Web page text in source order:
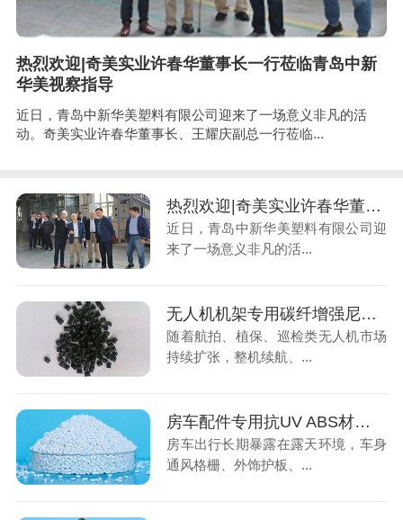
热烈欢迎|奇美实业许春华董事长一行莅临青岛中新
华美视察指导
近日，青岛中新华美塑料有限公司迎来了一场意义非凡的活
动。奇美实业许春华董事长、王耀庆副总一行莅临...
热烈欢迎|奇美实业许春华董事长一行莅临青岛中新华美视察指导
近日，青岛中新华美塑料有限公司迎
来了一场意义非凡的活...
无人机机架专用碳纤增强尼龙，低空经济轻量化材料
随着航拍、植保、巡检类无人机市场
持续扩张，整机续航、...
房车配件专用抗UV ABS材料，解决户外老化褪色难题
房车出行长期暴露在露天环境，车身
通风格栅、外饰护板、...